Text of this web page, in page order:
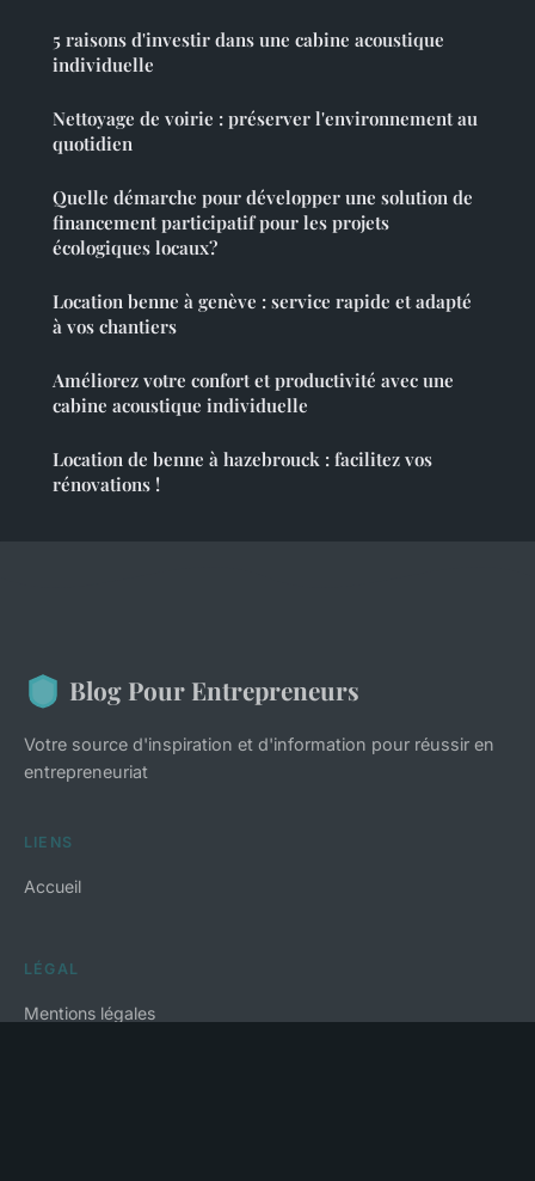
5 raisons d'investir dans une cabine acoustique
individuelle
Nettoyage de voirie : préserver l'environnement au
quotidien
Quelle démarche pour développer une solution de
financement participatif pour les projets
écologiques locaux?
Location benne à genève : service rapide et adapté
à vos chantiers
Améliorez votre confort et productivité avec une
cabine acoustique individuelle
Location de benne à hazebrouck : facilitez vos
rénovations !
Blog Pour Entrepreneurs
Votre source d'inspiration et d'information pour réussir en
entrepreneuriat
LIENS
Accueil
LÉGAL
Mentions légales